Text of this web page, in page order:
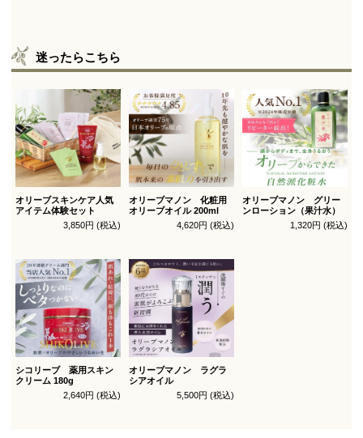
迷ったらこちら
オリーブスキンケア人気
アイテム体験セット
3,850円 (税込)
オリーブマノン 化粧用
オリーブオイル 200ml
4,620円 (税込)
オリーブマノン グリー
ンローション（果汁水）
1,320円 (税込)
シコリーブ 薬用スキン
クリーム 180g
2,640円 (税込)
オリーブマノン ラグラ
シアオイル
5,500円 (税込)